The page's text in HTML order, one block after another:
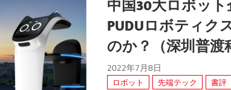
中国30大ロボット
PUDUロボティク
のか？（深圳普渡
2022年7月8日
ロボット 先端テック 書評